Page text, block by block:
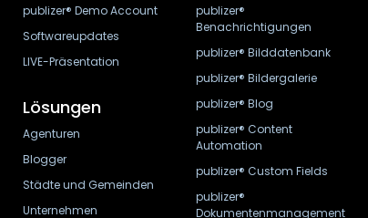
publizer® Demo Account
Softwareupdates
LIVE-Präsentation
Lösungen
Agenturen
Blogger
Städte und Gemeinden
Unternehmen
publizer®
Benachrichtigungen
publizer® Bilddatenbank
publizer® Bildergalerie
publizer® Blog
publizer® Content
Automation
publizer® Custom Fields
publizer®
Dokumentenmanagement